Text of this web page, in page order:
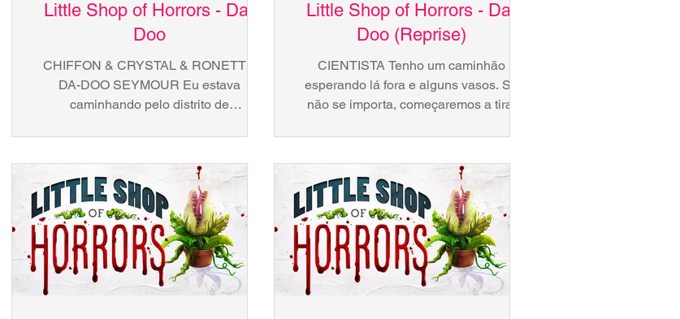
Little Shop of Horrors - Da-
Doo
CHIFFON & CRYSTAL & RONETTE
DA-DOO SEYMOUR Eu estava
caminhando pelo distrito de
Little Shop of Horrors - Da-
Doo (Reprise)
CIENTISTA Tenho um caminhão
esperando lá fora e alguns vasos. Se
não se importa, começaremos a tirar